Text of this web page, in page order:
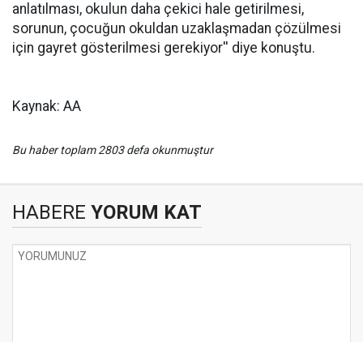
anlatılması, okulun daha çekici hale getirilmesi,
sorunun, çocuğun okuldan uzaklaşmadan çözülmesi
için gayret gösterilmesi gerekiyor'' diye konuştu.
Kaynak: AA
Bu haber toplam 2803 defa okunmuştur
HABERE YORUM KAT